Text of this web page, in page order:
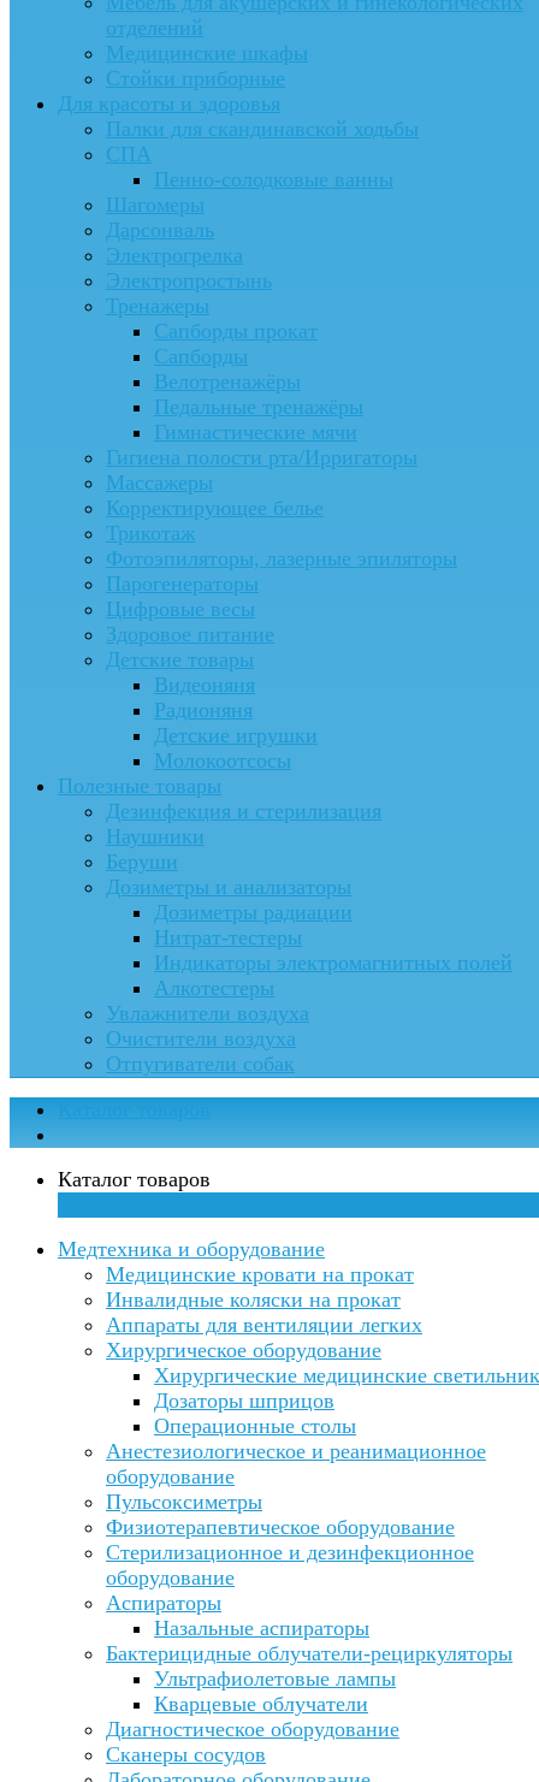
отделений
Медицинские шкафы
Стойки приборные
Для красоты и здоровья
Палки для скандинавской ходьбы
СПА
Пенно-солодковые ванны
Шагомеры
Дарсонваль
Электрогрелка
Электропростынь
Тренажеры
Сапборды прокат
Сапборды
Велотренажёры
Педальные тренажёры
Гимнастические мячи
Гигиена полости рта/Ирригаторы
Массажеры
Корректирующее белье
Трикотаж
Фотоэпиляторы, лазерные эпиляторы
Парогенераторы
Цифровые весы
Здоровое питание
Детские товары
Видеоняня
Радионяня
Детские игрушки
Молокоотсосы
Полезные товары
Дезинфекция и стерилизация
Наушники
Беруши
Дозиметры и анализаторы
Дозиметры радиации
Нитрат-тестеры
Индикаторы электромагнитных полей
Алкотестеры
Увлажнители воздуха
Очистители воздуха
Отпугиватели собак
Каталог товаров
Медтехника и оборудование
Медицинские кровати на прокат
Инвалидные коляски на прокат
Аппараты для вентиляции легких
Хирургическое оборудование
Хирургические медицинские
Дозаторы шприцов
Операционные столы
Анестезиологическое и реанимационное
оборудование
Пульсоксиметры
Физиотерапевтическое оборудование
Стерилизационное и дезинфекционное
оборудование
Аспираторы
Назальные аспираторы
Бактерицидные облучатели-рециркуляторы
Ультрафиолетовые лампы
Кварцевые облучатели
Диагностическое оборудование
Сканеры сосудов